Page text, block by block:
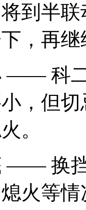
到半
，再
—— 科
，但
。
—— 换
火等情